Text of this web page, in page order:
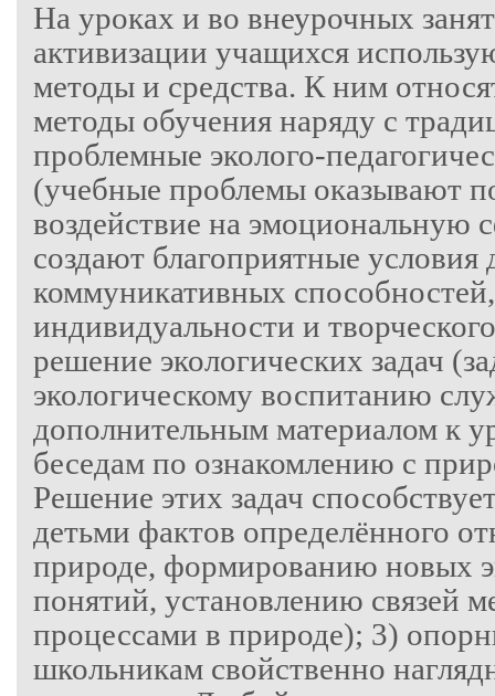
На уроках и во внеурочных
активизации учащихся
методы и средства. К ним
методы обучения наряду с
проблемные эколого-
(учебные проблемы оказывают
воздействие на эмоциональную
создают благоприятные условия
коммуникативных
индивидуальности и
решение экологических задач
экологическому воспитанию
дополнительным материалом к
беседам по ознакомлению с
Решение этих задач
детьми фактов определённого
природе, формированию новых
понятий, установлению связей
процессами в природе); 3)
школьникам свойственно